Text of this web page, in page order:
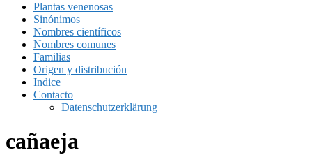
Plantas venenosas
Sinónimos
Nombres científicos
Nombres comunes
Familias
Origen y distribución
Indice
Contacto
Datenschutzerklärung
cañaeja